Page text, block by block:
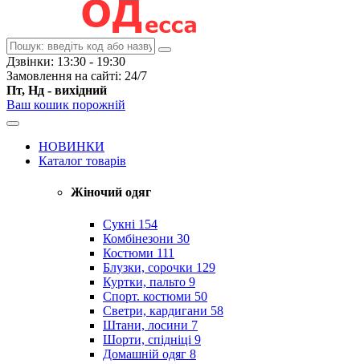
Дзвінки: 13:30 - 19:30
Замовлення на сайті: 24/7
Пт, Нд - вихідний
Ваш кошик порожній
НОВИНКИ
Каталог товарів
Жіночий одяг
Сукні 154
Комбінезони 30
Костюми 111
Блузки, сорочки 129
Куртки, пальто 9
Спорт. костюми 50
Светри, кардигани 58
Штани, лосини 7
Шорти, спідніці 9
Домашній одяг 8